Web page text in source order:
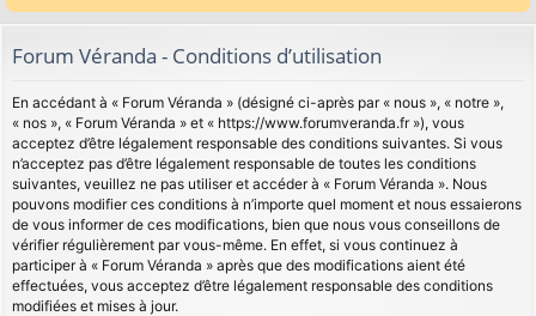
r
Forum Véranda - Conditions d’utilisation
En accédant à « Forum Véranda » (désigné ci-après par « nous », « notre »,
« nos », « Forum Véranda » et « https://www.forumveranda.fr »), vous
acceptez d’être légalement responsable des conditions suivantes. Si vous
n’acceptez pas d’être légalement responsable de toutes les conditions
suivantes, veuillez ne pas utiliser et accéder à « Forum Véranda ». Nous
pouvons modifier ces conditions à n’importe quel moment et nous essaierons
de vous informer de ces modifications, bien que nous vous conseillons de
vérifier régulièrement par vous-même. En effet, si vous continuez à
participer à « Forum Véranda » après que des modifications aient été
effectuées, vous acceptez d’être légalement responsable des conditions
modifiées et mises à jour.